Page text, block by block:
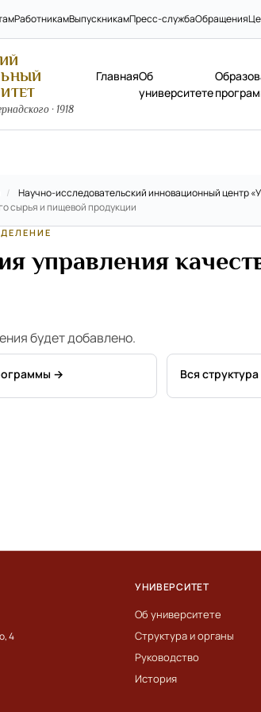
РаботникамВыпускникамПресс-службаОбращения
· 1918
ГлавнаяОб
университете
/ Научно-исследовательский инновационный центр
сырья и пищевой продукции
управления
будет добавлено.
→ Вся
4
УНИВЕРСИТЕТ
Об университете
Структура и органы
Руководство
История